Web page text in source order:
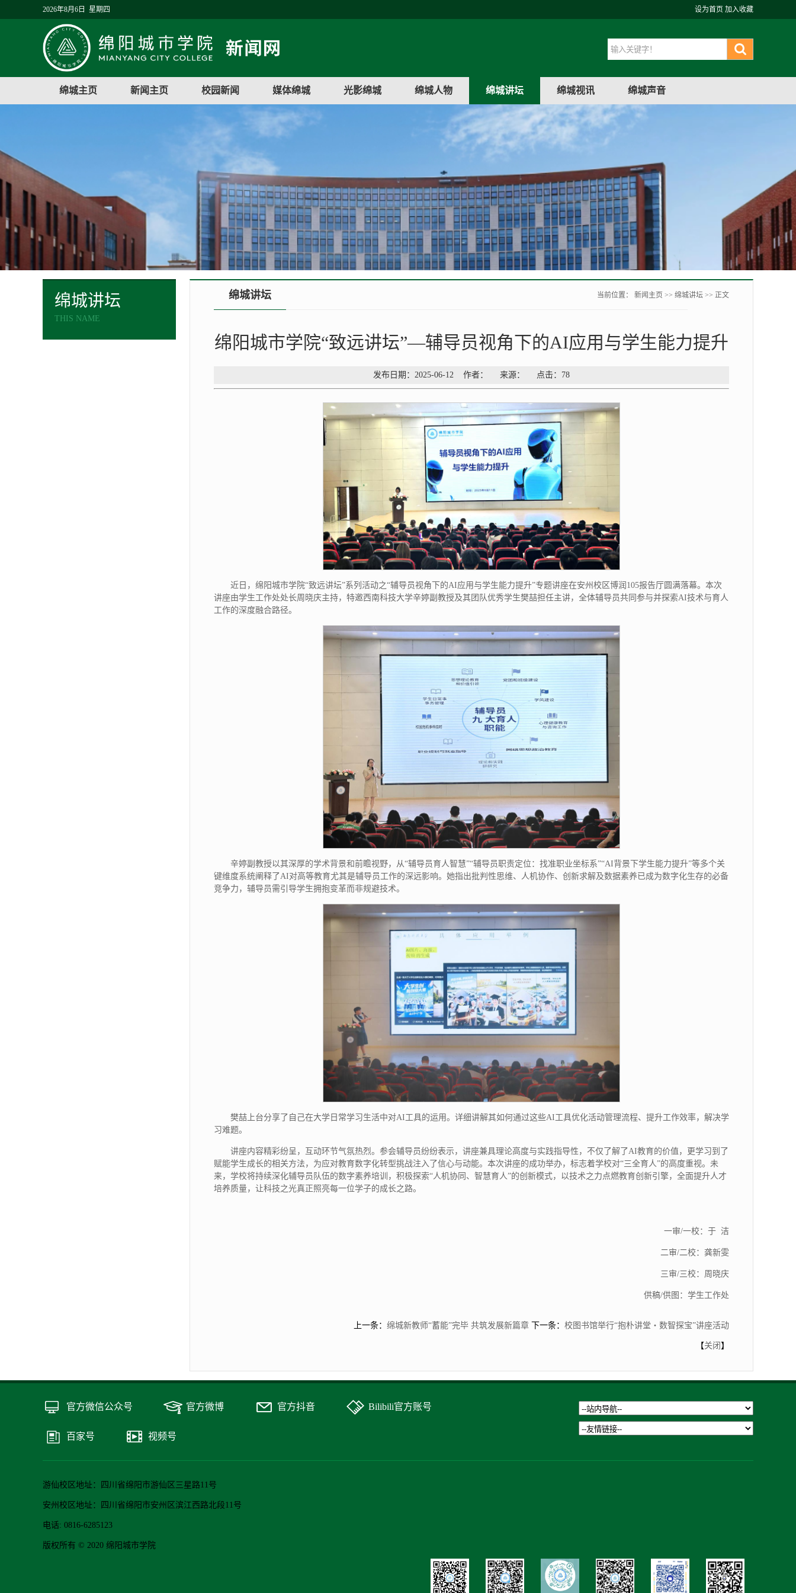
2026年8月6日 星期四 设为首页 加入收藏
绵城主页 新闻主页 校园新闻 媒体绵城 光影绵城 绵城人物 绵城讲坛 绵城视讯 绵城声音
绵城讲坛
THIS NAME
绵城讲坛 当前位置： 新闻主页 >> 绵城讲坛 >> 正文
绵阳城市学院“致远讲坛”—辅导员视角下的AI应用与学生能力提升
发布日期：2025-06-12 作者： 来源： 点击： 78
近日，绵阳城市学院“致远讲坛”系列活动之“辅导员视角下的AI应用与学生能力提升”专题讲座在安州校区博润105报告厅圆满落幕。本次
讲座由学生工作处处长周晓庆主持，特邀西南科技大学辛婷副教授及其团队优秀学生樊喆担任主讲，全体辅导员共同参与并探索AI技术与育人
工作的深度融合路径。
辛婷副教授以其深厚的学术背景和前瞻视野，从“辅导员育人智慧”“辅导员职责定位：找准职业坐标系”“AI背景下学生能力提升”等多个关
键维度系统阐释了AI对高等教育尤其是辅导员工作的深远影响。她指出批判性思维、人机协作、创新求解及数据素养已成为数字化生存的必备
竞争力，辅导员需引导学生拥抱变革而非规避技术。
樊喆上台分享了自己在大学日常学习生活中对AI工具的运用。详细讲解其如何通过这些AI工具优化活动管理流程、提升工作效率，解决学
习难题。
讲座内容精彩纷呈，互动环节气氛热烈。参会辅导员纷纷表示，讲座兼具理论高度与实践指导性，不仅了解了AI教育的价值，更学习到了
赋能学生成长的相关方法，为应对教育数字化转型挑战注入了信心与动能。本次讲座的成功举办，标志着学校对“三全育人”的高度重视。未
来，学校将持续深化辅导员队伍的数字素养培训，积极探索“人机协同、智慧育人”的创新模式，以技术之力点燃教育创新引擎，全面提升人才
培养质量，让科技之光真正照亮每一位学子的成长之路。
一审/一校：于 洁
二审/二校：龚新雯
三审/三校：周晓庆
供稿/供图：学生工作处
上一条： 绵城新教师“蓄能”完毕 共筑发展新篇章 下一条： 校图书馆举行“抱朴讲堂・数智探宝”讲座活动
【关闭 】
官方微信公众号 官方微博 官方抖音 Bilibili官方账号
百家号 视频号
游仙校区地址：四川省绵阳市游仙区三星路11号
安州校区地址：四川省绵阳市安州区滨江西路北段11号
电话: 0816-6285123
版权所有 © 2020 绵阳城市学院